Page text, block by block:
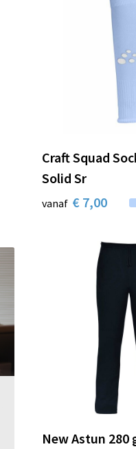
Craft Squad
Solid Sr
vanaf € 7,00
New Astun 280